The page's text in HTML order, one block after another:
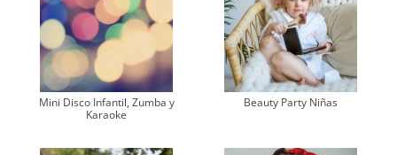
Mini Disco Infantil, Zumba y
Karaoke
Beauty Party Niñas